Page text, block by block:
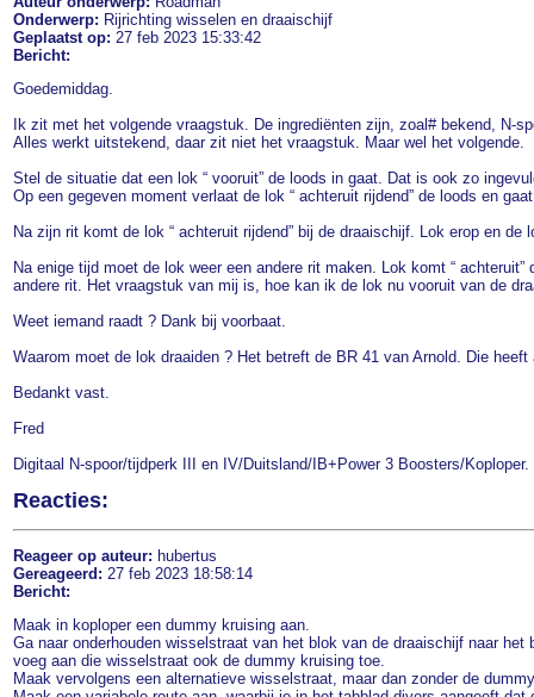
Onderwerp: Rijrichting wisselen en draaischijf
Geplaatst op: 27 feb 2023 15:33:42
Bericht:
Goedemiddag.
Ik zit met het volgende vraagstuk. De ingrediënten zijn, zoal# bekend, N-
Alles werkt uitstekend, daar zit niet het vraagstuk. Maar wel het volgende.
Stel de situatie dat een lok “ vooruit” de loods in gaat. Dat is ook zo
Op een gegeven moment verlaat de lok “ achteruit rijdend” de loods en
Na zijn rit komt de lok “ achteruit rijdend” bij de draaischijf. Lok erop en
Na enige tijd moet de lok weer een andere rit maken. Lok komt “
andere rit. Het vraagstuk van mij is, hoe kan ik de lok nu vooruit van de
Weet iemand raadt ? Dank bij voorbaat.
Waarom moet de lok draaiden ? Het betreft de BR 41 van Arnold. Die
Bedankt vast.
Fred
Digitaal N-spoor/tijdperk III en IV/Duitsland/IB+Power 3 Boosters/
Reacties:
Reageer op auteur: hubertus
Gereageerd: 27 feb 2023 18:58:14
Bericht:
Maak in koploper een dummy kruising aan.
Ga naar onderhouden wisselstraat van het blok van de draaischijf naar
voeg aan die wisselstraat ook de dummy kruising toe.
Maak vervolgens een alternatieve wisselstraat, maar dan zonder de